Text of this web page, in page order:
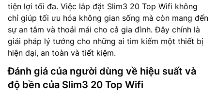
tiện lợi tối đa. Việc lắp đặt Slim3 20 Top Wifi không
chỉ giúp tối ưu hóa không gian sống mà còn mang đến
sự an tâm và thoải mái cho cả gia đình. Đây chính là
giải pháp lý tưởng cho những ai tìm kiếm một thiết bị
hiện đại, an toàn và tiết kiệm.
Đánh giá của người dùng về hiệu suất và
độ bền của Slim3 20 Top Wifi